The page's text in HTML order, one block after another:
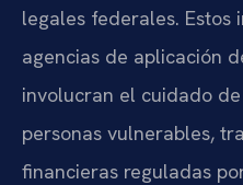
legales federales. Estos
agencias de aplicación
involucran el cuidado
personas vulnerables,
financieras reguladas